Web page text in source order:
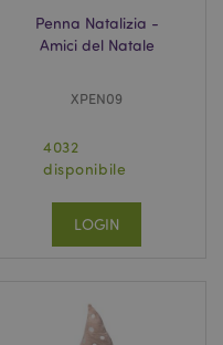
Penna Natalizia -
Amici del Natale
XPEN09
4032
disponibile
LOGIN